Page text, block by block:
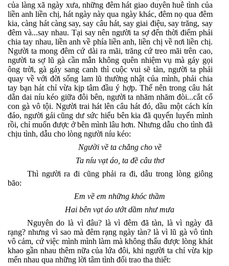
của làng xã ngày xưa, những đêm hát giao duyên huê tình của
liền anh liền chị, hát ngày này qua ngày khác, đêm nọ qua đêm
kia, càng hát càng say, say câu hát, say giai điệu, say trăng, say
đêm và...say nhau. Tại say nên người ta sợ đến thời điểm phải
chia tay nhau, liền anh về phía liền anh, liền chị về nơi liền chị.
Người ta mong đêm cứ dài ra mãi, trăng cứ treo mãi trên cao,
người ta sợ lũ gà cần mẫn không quên nhiệm vụ mà gáy gọi
ông trời, gà gáy sang canh thì cuộc vui sẽ tàn, người ta phải
quay về với đời sống lam lũ thường nhật của mình, phải chia
tay bạn hát chỉ vừa kịp tâm đầu ý hợp. Thế nên trong câu hát
dằn dai níu kéo giữa đôi bên, người ta nhăm nhăm đòi...cắt cổ
con gà vô tội. Người trai hát lên câu hát đó, dầu một cách kín
đáo, người gái cũng dư sức hiểu bên kia đã quyến luyến mình
rồi, chỉ muốn được ở bên mình lâu hơn. Nhưng dẫu cho tình đã
chịu tình, dẫu cho lòng người níu kéo:
Người về ta chẳng cho về
Ta níu vạt áo, ta đề câu thơ
Thì người ra đi cũng phải ra đi, dẫu trong lòng giông
bão:
Em về em những khóc thầm
Hai bên vạt áo ướt dầm như mưa
Nguyên do là vì đâu? là vì đêm đã tàn, là vì ngày đã
rạng? nhưng vì sao mà đêm rạng ngày tàn? là vì lũ gà vô tình
vô cảm, cứ việc mình mình làm mà không thấu được lòng khát
khao gần nhau thêm nữa của lứa đôi, khi người ta chỉ vừa kịp
mến nhau qua những lời tâm tình đổi trao tha thiết: